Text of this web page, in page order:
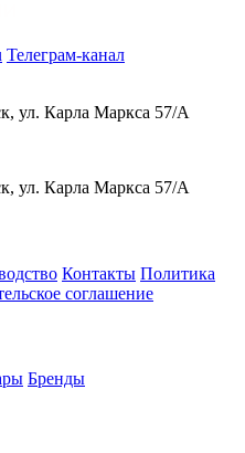
Телеграм-канал
ул. Карла Маркса 57/А
ул. Карла Маркса 57/А
Контакты Политика
соглашение
Бренды